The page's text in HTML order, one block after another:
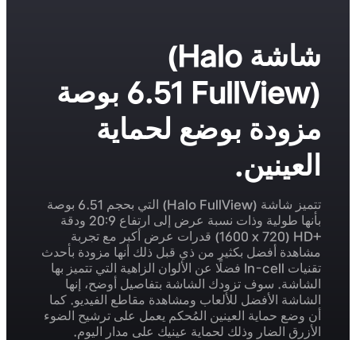
شاشة (Halo
FullView)
6.51 بوصة
مزودة بوضع لحماية
العينين.
تتميز شاشة (Halo FullView) التي بحجم 6.51 بوصة
بأنها طولية وذات نسبة عرض إلى ارتفاع 20:9 ودقة
+HD
(1600 x 720) قدرات عرض أكبر مع تجربة
مشاهدة أفضل بكثير من ذي قبل ذلك أنها مزودة بأحدث
تقنيات In-cell فضلًا عن الألوان الزاهية التي تتميز بها
الشاشة. سوف تزودك الشاشة بتفاصيل أوضح، إنها
الشاشة الأفضل للألعاب ومشاهدة مقاطع الفيديو. كما
أن وضع حماية العينين المُحكم يعمل على ترشيح الضوء
الأزرق الضار وذلك لحماية عينيك على مدار اليوم.